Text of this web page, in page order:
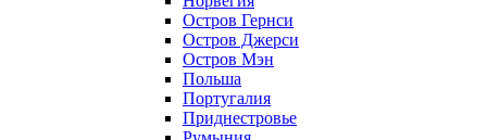
Остров Гернси
Остров Джерси
Остров Мэн
Польша
Португалия
Приднестровье